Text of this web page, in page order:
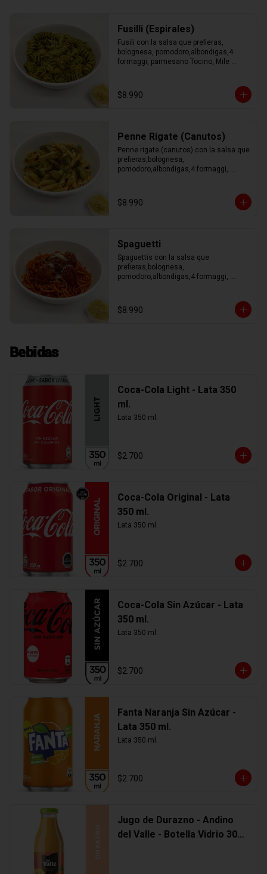
Fusilli (Espirales)
Fusili con la salsa que prefieras,
bolognesa, pomodoro,albondigas,4
formaggi, parmesano Tocino, Mile
$8.990
Penne Rigate (Canutos)
Penne rigate (canutos) con la salsa que
prefieras,bolognesa,
pomodoro,albondigas,4 formaggi,
$8.990
Spaguetti
Spaguettis con la salsa que
prefieras,bolognesa,
pomodoro,albondigas,4 formaggi,
$8.990
Bebidas
Coca-Cola Light - Lata 350
ml.
Lata 350 ml.
$2.700
Coca-Cola Original - Lata
350 ml.
Lata 350 ml.
$2.700
Coca-Cola Sin Azúcar - Lata
350 ml.
Lata 350 ml.
$2.700
Fanta Naranja Sin Azúcar -
Lata 350 ml.
Lata 350 ml.
$2.700
Jugo de Durazno - Andino
del Valle - Botella Vidrio 300